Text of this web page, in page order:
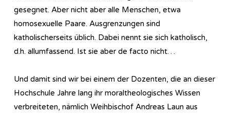
gesegnet. Aber nicht aber alle Menschen, etwa
homosexuelle Paare. Ausgrenzungen sind
katholischerseits üblich. Dabei nennt sie sich katholisch,
d.h. allumfassend. Ist sie aber de facto nicht…
Und damit sind wir bei einem der Dozenten, die an dieser
Hochschule Jahre lang ihr moraltheologisches Wissen
verbreiteten, nämlich Weihbischof Andreas Laun aus